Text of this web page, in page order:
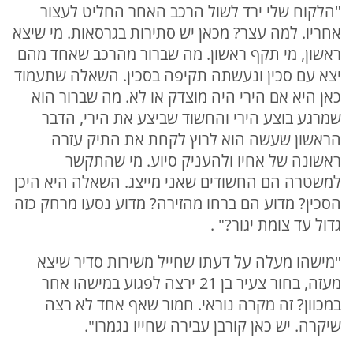
"הלקוח שלי ירד לשול הרכב האחר החליט לעצור
אחריו. למה עצר? מכאן יש סתירות בגרסאות. מי שיצא
ראשון, מי תקף ראשון. מה שברור מהרכב שאחד מהם
יצא עם סכין ונעשתה תקיפה בסכין. השאלה שתעמוד
כאן היא אם הירי היה מוצדק או לא. מה שברור הוא
שמרגע בוצע הירי והחשוד שביצע את הירי, הדבר
הראשון שעשה הוא לרוץ לקחת את התיק עזרה
ראשונה של אחיו ולהעניק סיוע. מי שהתקשר
למשטרה הם החשודים שאני מייצג. השאלה היא היכן
הסכין? מדוע הם ברחו מהזירה? מדוע נסעו מרחק כזה
גדול עד צומת יגור?" .
"מישהו מעלה על דעתו שחייל משירות סדיר שיצא
מעזה, בחור צעיר בן 21 ירצה לפגוע במישהו אחר
במכוון? זה מקרה נוראי. חמור שאף אחד לא רצה
שיקרה. יש כאן קורבן עבירה שחייו נגמרו".